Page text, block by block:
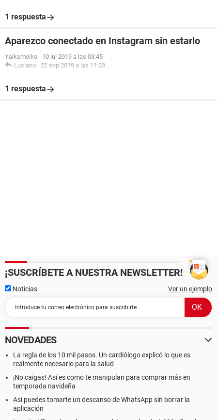
1 respuesta
Aparezco conectado en Instagram sin estarlo
Yaiksmeiks - 10 jul 2019 a las 03:45
Luciano - 22 sep 2019 a las 11:23
1 respuesta
¡SUSCRÍBETE A NUESTRA NEWSLETTER!
Noticias Ver un ejemplo
NOVEDADES
La regla de los 10 mil pasos. Un cardiólogo explicó lo que es
realmente necesario para la salud
¡No caigas! Así es como te manipulan para comprar más en
temporada navideña
Así puedes tomarte un descanso de WhatsApp sin borrar la
aplicación